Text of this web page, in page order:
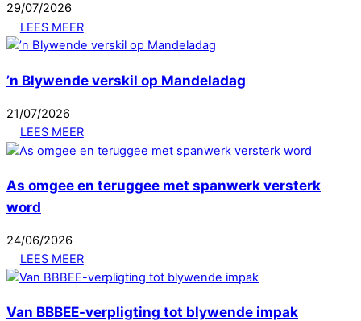
29/07/2026
LEES MEER
’n Blywende verskil op Mandeladag
21/07/2026
LEES MEER
As omgee en teruggee met spanwerk versterk
word
24/06/2026
LEES MEER
Van BBBEE-verpligting tot blywende impak